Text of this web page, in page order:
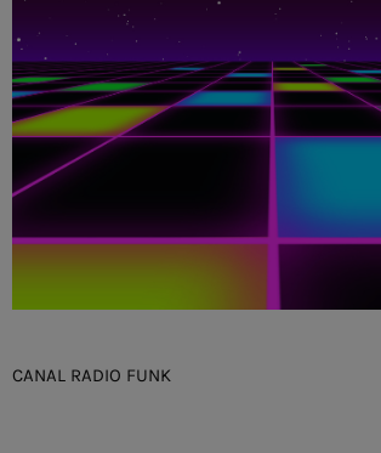
CANAL RADIO FUNK